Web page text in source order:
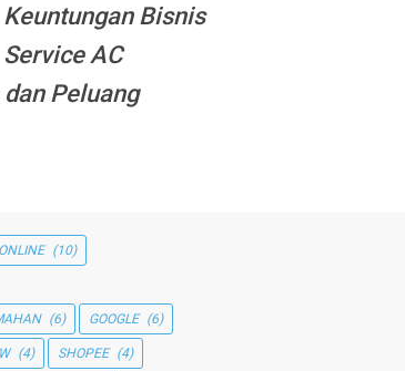
Keuntungan Bisnis
Service AC
Peluang
(10)
(6) GOOGLE (6)
(4) SHOPEE (4)